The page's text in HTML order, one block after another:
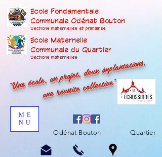
Ecole Fondamentale
Communale Odénat Bouton
Sections maternelles et primaires
Ecole Maternelle
Communale du Quartier
Sections maternelles
"Une école, un projet, deux implantations,
une réussite collective"
ME
NU
Odénat Bouton Quartier